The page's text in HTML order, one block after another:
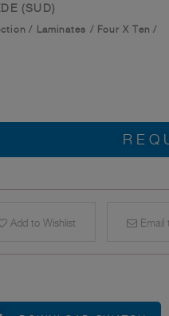
(SUD)
/ Laminates / Four X Ten /
Add to Wishlist Email